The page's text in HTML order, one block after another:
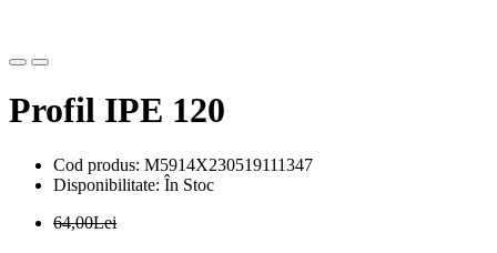
Profil IPE 120
Cod produs: M5914X230519111347
Disponibilitate: În Stoc
64,00Lei